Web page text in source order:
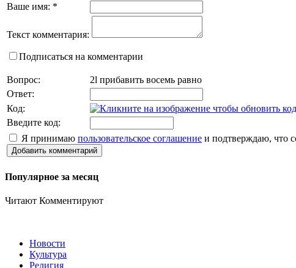
Ваше имя: *
Текст комментария:
Подписаться на комментарии
Вопрос:
2l прибавить восемь равно
Ответ:
Код:
Введите код:
Я принимаю пользовательское соглашение и подтверждаю, что
Добавить комментарий
Популярное за месяц
Читают Комментируют
Новости
Культура
Религия